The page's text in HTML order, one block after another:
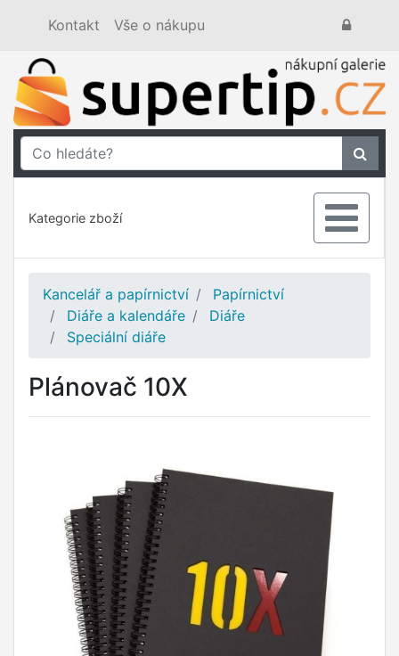
Kontakt Vše o nákupu
Kategorie zboží
Kancelář a papírnictví
Papírnictví
Diáře a kalendáře
Diáře
Speciální diáře
Plánovač 10X